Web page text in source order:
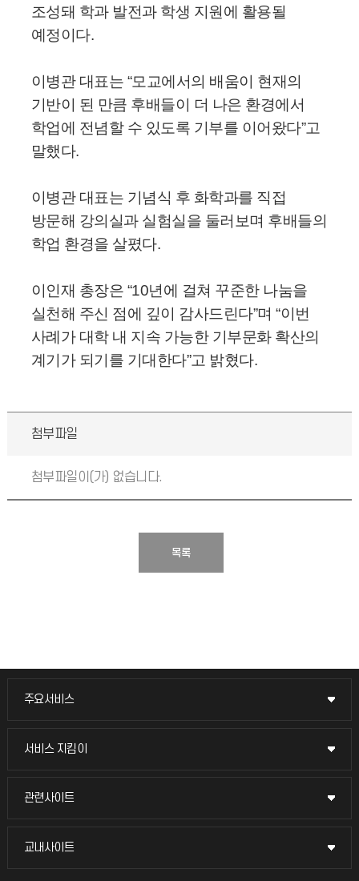
조성돼 학과 발전과 학생 지원에 활용될
예정이다.
이병관 대표는 “모교에서의 배움이 현재의
기반이 된 만큼 후배들이 더 나은 환경에서
학업에 전념할 수 있도록 기부를 이어왔다”고
말했다.
이병관 대표는 기념식 후 화학과를 직접
방문해 강의실과 실험실을 둘러보며 후배들의
학업 환경을 살폈다.
이인재 총장은 “10년에 걸쳐 꾸준한 나눔을
실천해 주신 점에 깊이 감사드린다”며 “이번
사례가 대학 내 지속 가능한 기부문화 확산의
계기가 되기를 기대한다”고 밝혔다.
첨부파일
첨부파일이(가) 없습니다.
목록
주요서비스
주요서비스
교무회의방송
서비스 지킴이
서비스 지킴이
묻고 답하기
관련사이트
관련사이트
국방헬프콜
교내사이트
교내사이트